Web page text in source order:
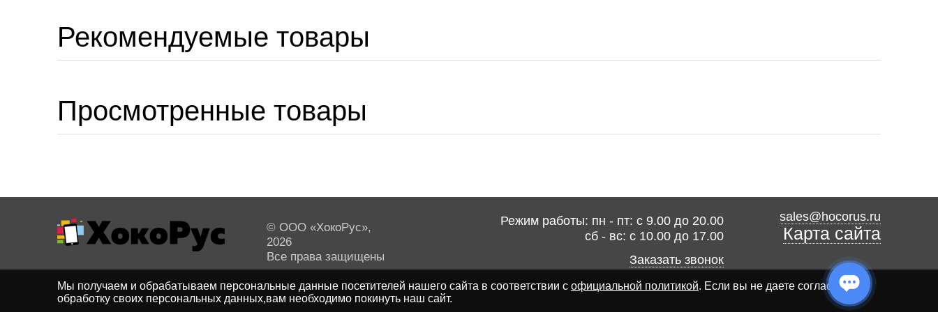
Рекомендуемые товары
Просмотренные товары
© ООО «ХокоРус»,
2026
Все права защищены
Режим работы: пн - пт: с 9.00 до 20.00
сб - вс: с 10.00 до 17.00
Заказать звонок
sales@hocorus.ru
Карта сайта
Мы получаем и обрабатываем персональные данные посетителей нашего сайта в соответствии с официальной политикой. Если вы не даете согласия на
обработку своих персональных данных,вам необходимо покинуть наш сайт.